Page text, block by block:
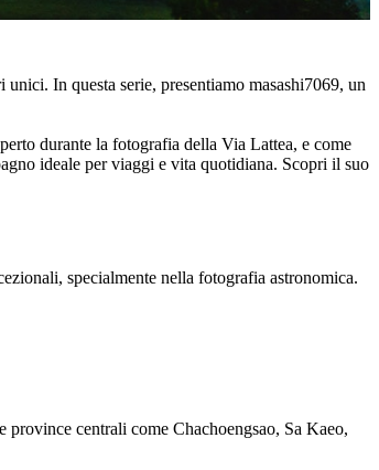
In questa serie, presentiamo masashi7069, un
durante la fotografia della Via Lattea, e come
ideale per viaggi e vita quotidiana. Scopri il suo
specialmente nella fotografia astronomica.
centrali come Chachoengsao, Sa Kaeo,